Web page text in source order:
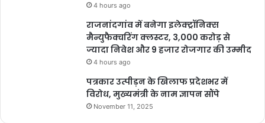
4 hours ago
राजनांदगांव में बनेगा इलेक्ट्रॉनिक्स
मैन्युफैक्चरिंग क्लस्टर, 3,000 करोड़ से
ज्यादा निवेश और 9 हजार रोजगार की उम्मीद
4 hours ago
पत्रकार उत्पीड़न के खिलाफ प्रदेशभर में
विरोध, मुख्यमंत्री के नाम ज्ञापन सौंपे
November 11, 2025